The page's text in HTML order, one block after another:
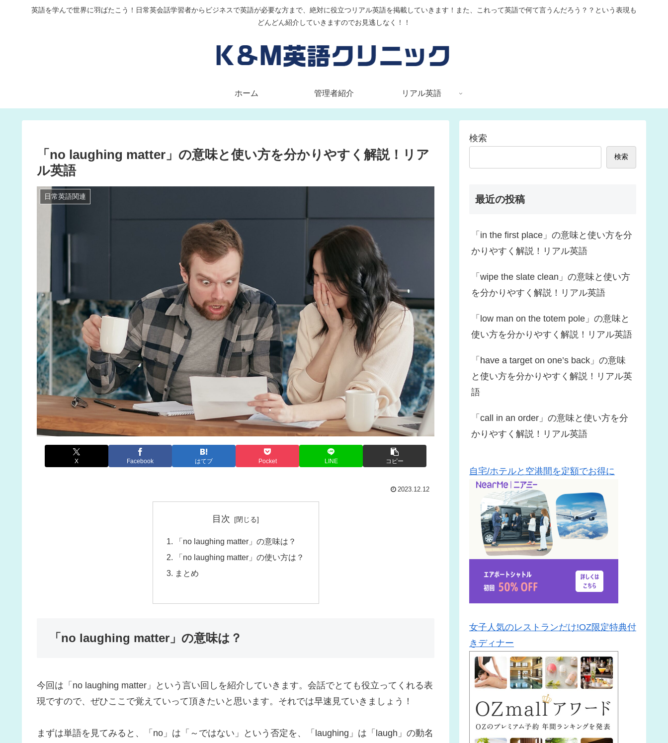
英語を学んで世界に羽ばたこう！日常英会話学習者からビジネスで英語が必要な方まで、絶対に役立つリアル英語を掲載していきます！また、これって英語で何て言うんだろう？？という表現も
どんどん紹介していきますのでお見逃しなく！！
ホーム 管理者紹介 リアル英語
「no laughing matter」の意味と使い方を分かりやすく解説！リア
ル英語
日常英語関連
X Facebook はてブ Pocket LINE コピー
2023.12.12
目次
「no laughing matter」の意味は？
「no laughing matter」の使い方は？
まとめ
「no laughing matter」の意味は？
今回は「no laughing matter」という言い回しを紹介していきます。会話でとても役立ってくれる表
現ですので、ぜひここで覚えていって頂きたいと思います。それでは早速見ていきましょう！
まずは単語を見てみると、「no」は「～ではない」という否定を、「laughing」は「laugh」の動名
検索
検索
最近の投稿
「in the first place」の意味と使い方を分
かりやすく解説！リアル英語
「wipe the slate clean」の意味と使い方
を分かりやすく解説！リアル英語
「low man on the totem pole」の意味と
使い方を分かりやすく解説！リアル英語
「have a target on one’s back」の意味
と使い方を分かりやすく解説！リアル英
語
「call in an order」の意味と使い方を分
かりやすく解説！リアル英語
自宅/ホテルと空港間を定額でお得に
女子人気のレストランだけ!OZ限定特典付
きディナー